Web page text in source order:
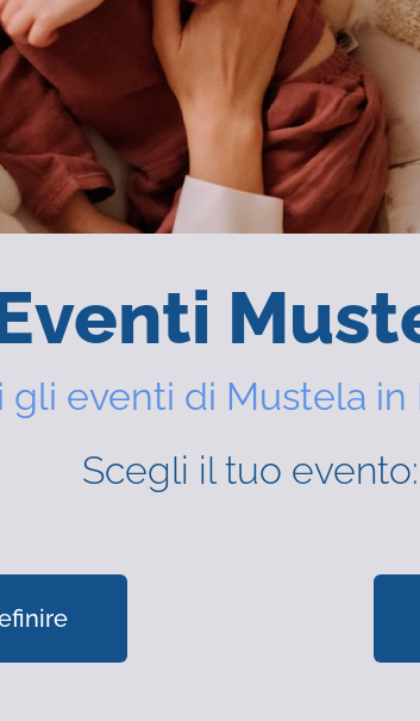
eventi di Mustela in
Scegli il tuo evento: